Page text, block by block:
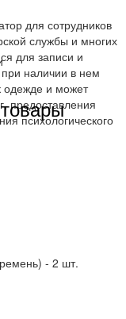
для сотрудников
службы и многих
для записи и
наличии в нем
одежде и может
предоставления
психологического
- 2 шт.